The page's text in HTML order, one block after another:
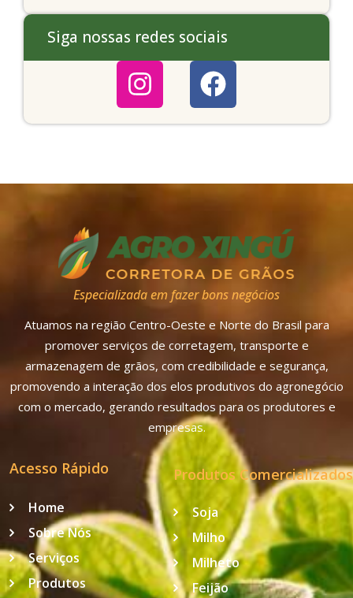
Siga nossas redes sociais
Especializada em fazer bons negócios
Atuamos na região Centro-Oeste e Norte do Brasil para
promover serviços de corretagem, transporte e
armazenagem de grãos, com credibilidade e segurança,
promovendo a interação dos elos produtivos do agronegócio
com o mercado, gerando resultados para os produtores e
empresas.
Acesso Rápido
Home
Sobre Nós
Serviços
Produtos
Produtos Comercializados
Soja
Milho
Milheto
Feijão